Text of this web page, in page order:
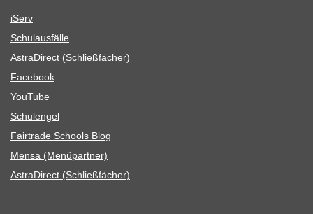
iServ
Schul­aus­fälle
Astra­Di­rect (Schließ­fä­cher)
Face­book
You­Tube
Schul­en­gel
Fair­trade Schools Blog
Mensa (Menü­part­ner)
Astra­Di­rect (Schließ­fä­cher)